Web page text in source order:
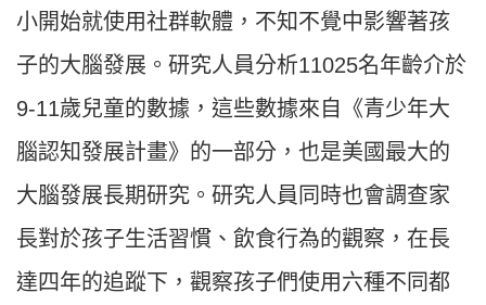
小開始就使用社群軟體，不知不覺中影響著孩
子的大腦發展。研究人員分析11025名年齡介於
9-11歲兒童的數據，這些數據來自《青少年大
腦認知發展計畫》的一部分，也是美國最大的
大腦發展長期研究。研究人員同時也會調查家
長對於孩子生活習慣、飲食行為的觀察，在長
達四年的追蹤下，觀察孩子們使用六種不同都